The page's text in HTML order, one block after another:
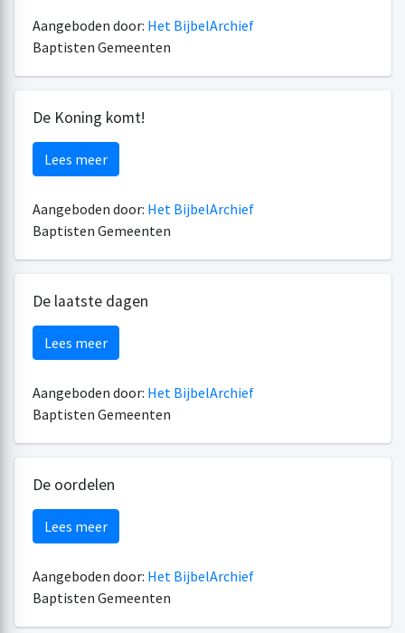
Aangeboden door: Het BijbelArchief
Baptisten Gemeenten
De Koning komt!
Lees meer
Aangeboden door: Het BijbelArchief
Baptisten Gemeenten
De laatste dagen
Lees meer
Aangeboden door: Het BijbelArchief
Baptisten Gemeenten
De oordelen
Lees meer
Aangeboden door: Het BijbelArchief
Baptisten Gemeenten